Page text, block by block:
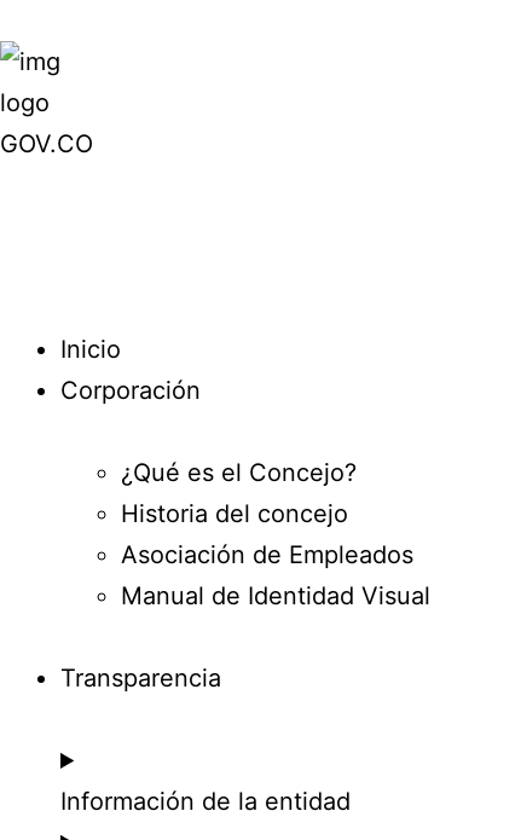
Inicio
Corporación
¿Qué es el Concejo?
Historia del concejo
Asociación de Empleados
Manual de Identidad Visual
Transparencia
Información de la entidad